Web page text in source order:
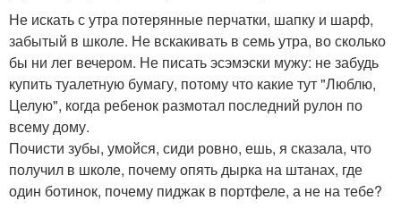
Не искать с утра потерянные перчатки, шапку и шарф,
забытый в школе. Не вскакивать в семь утра, во сколько
бы ни лег вечером. Не писать эсэмэски мужу: не забудь
купить туалетную бумагу, потому что какие тут "Люблю,
Целую", когда ребенок размотал последний рулон по
всему дому.
Почисти зубы, умойся, сиди ровно, ешь, я сказала, что
получил в школе, почему опять дырка на штанах, где
один ботинок, почему пиджак в портфеле, а не на тебе?